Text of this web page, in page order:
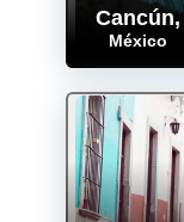
Cancún,
México